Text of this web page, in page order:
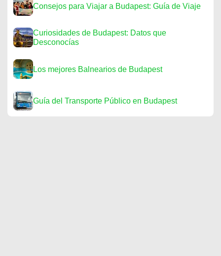
Consejos para Viajar a Budapest: Guía de Viaje
Curiosidades de Budapest: Datos que
Desconocías
Los mejores Balnearios de Budapest
Guía del Transporte Público en Budapest